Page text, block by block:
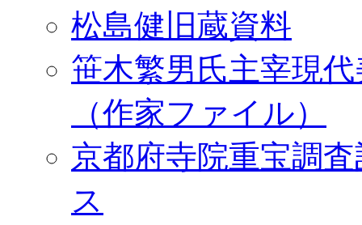
松島健旧蔵資料
笹木繁男氏主宰現
（作家ファイル）
京都府寺院重宝調
ス